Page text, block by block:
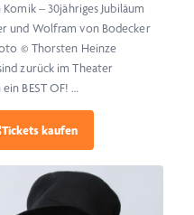
– 30jähriges Jubiläum
und Wolfram von Bodecker
© Thorsten Heinze
zurück im Theater
BEST OF! …